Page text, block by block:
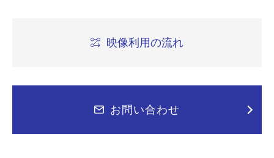
映像利用の流れ
お問い合わせ